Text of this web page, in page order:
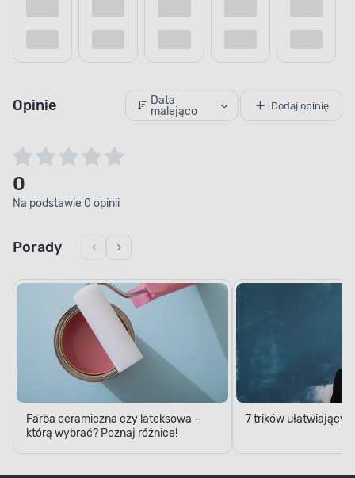
Opinie
Data
malejąco
Dodaj opinię
0
Na podstawie 0 opinii
Porady
Farba ceramiczna czy lateksowa –
którą wybrać? Poznaj różnice!
7 trików